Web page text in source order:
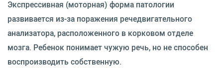
Экспрессивная (моторная) форма патологии
развивается из-за поражения речедвигательного
анализатора, расположенного в корковом отделе
мозга. Ребенок понимает чужую речь, но не способен
воспроизводить собственную.